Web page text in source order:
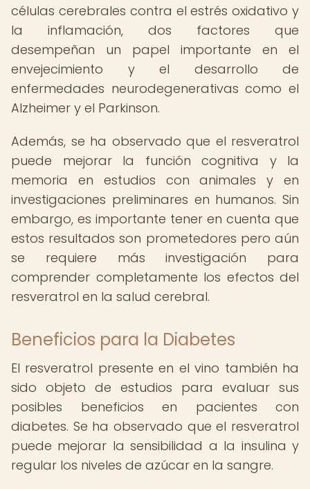
células cerebrales contra el estrés oxidativo y
la inflamación, dos factores que
desempeñan un papel importante en el
envejecimiento y el desarrollo de
enfermedades neurodegenerativas como el
Alzheimer y el Parkinson.
Además, se ha observado que el resveratrol
puede mejorar la función cognitiva y la
memoria en estudios con animales y en
investigaciones preliminares en humanos. Sin
embargo, es importante tener en cuenta que
estos resultados son prometedores pero aún
se requiere más investigación para
comprender completamente los efectos del
resveratrol en la salud cerebral.
Beneficios para la Diabetes
El resveratrol presente en el vino también ha
sido objeto de estudios para evaluar sus
posibles beneficios en pacientes con
diabetes. Se ha observado que el resveratrol
puede mejorar la sensibilidad a la insulina y
regular los niveles de azúcar en la sangre.